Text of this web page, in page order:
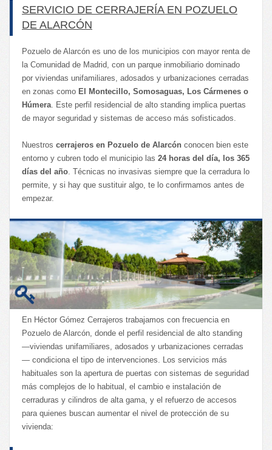
SERVICIO DE CERRAJERÍA EN POZUELO
DE ALARCÓN
Pozuelo de Alarcón es uno de los municipios con mayor renta de
la Comunidad de Madrid, con un parque inmobiliario dominado
por viviendas unifamiliares, adosados y urbanizaciones cerradas
en zonas como El Montecillo, Somosaguas, Los Cármenes o
Húmera. Este perfil residencial de alto standing implica puertas
de mayor seguridad y sistemas de acceso más sofisticados.
Nuestros cerrajeros en Pozuelo de Alarcón conocen bien este
entorno y cubren todo el municipio las 24 horas del día, los 365
días del año. Técnicas no invasivas siempre que la cerradura lo
permite, y si hay que sustituir algo, te lo confirmamos antes de
empezar.
En Héctor Gómez Cerrajeros trabajamos con frecuencia en
Pozuelo de Alarcón, donde el perfil residencial de alto standing
—viviendas unifamiliares, adosados y urbanizaciones cerradas
— condiciona el tipo de intervenciones. Los servicios más
habituales son la apertura de puertas con sistemas de seguridad
más complejos de lo habitual, el cambio e instalación de
cerraduras y cilindros de alta gama, y el refuerzo de accesos
para quienes buscan aumentar el nivel de protección de su
vivienda: